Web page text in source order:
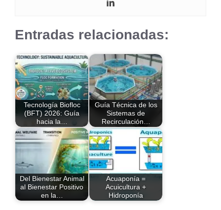
Entradas relacionadas:
Tecnología Biofloc
(BFT) 2026: Guía
hacia la…
Guía Técnica de los
Sistemas de
Recirculación…
Del Bienestar Animal
al Bienestar Positivo
en la…
Acuaponía =
Acuicultura +
Hidroponía